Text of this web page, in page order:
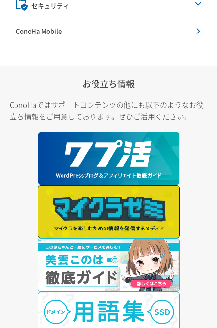
セキュリティ
ConoHa Mobile
お役立ち情報
ConoHaではサポートコンテンツの他にも以下のようなお役
立ち情報をご用意しております。ぜひご活用ください。